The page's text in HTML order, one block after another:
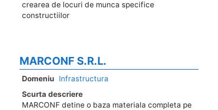
crearea de locuri de munca specifice
constructiilor
MARCONF S.R.L.
Domeniu Infrastructura
Scurta descriere
MARCONF detine o baza materiala completa pe